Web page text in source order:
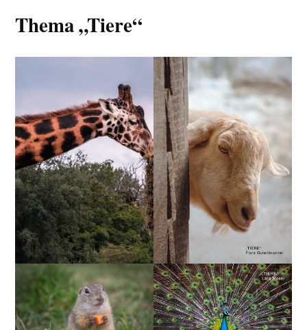
Thema „Tiere“